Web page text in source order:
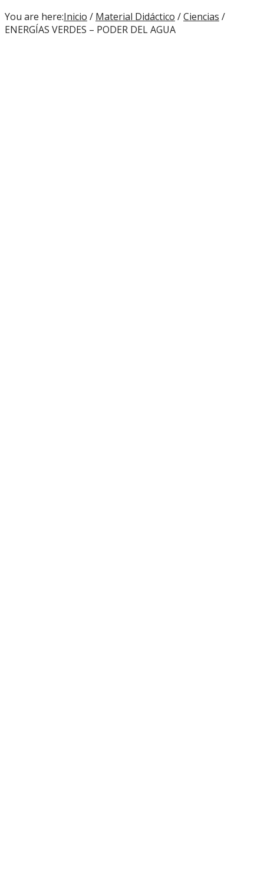
You are here:Inicio / Material Didáctico /Ciencias /
ENERGÍAS VERDES – PODER DEL AGUA